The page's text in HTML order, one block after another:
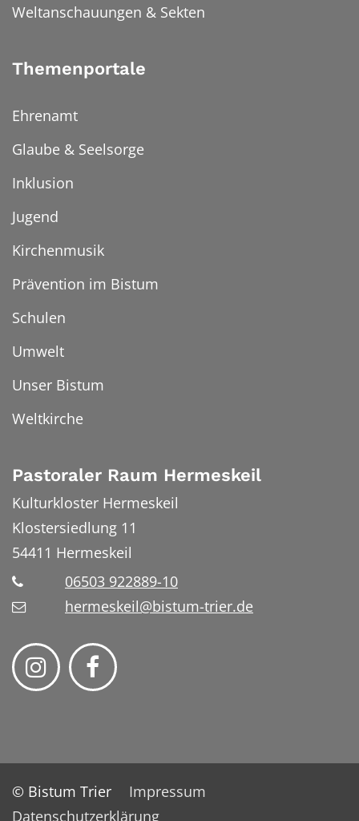
Weltanschauungen & Sekten
Themenportale
Ehrenamt
Glaube & Seelsorge
Inklusion
Jugend
Kirchenmusik
Prävention im Bistum
Schulen
Umwelt
Unser Bistum
Weltkirche
Pastoraler Raum Hermeskeil
Kulturkloster Hermeskeil
Klostersiedlung 11
54411 Hermeskeil
06503 922889-10
hermeskeil@bistum-trier.de
© Bistum Trier
Impressum
Datenschutzerklärung